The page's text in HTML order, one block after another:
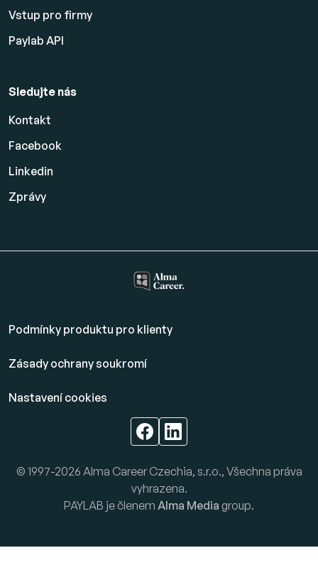
Vstup pro firmy
Paylab API
Sledujte nás
Kontakt
Facebook
Linkedin
Zprávy
Podmínky produktu pro klienty
Zásady ochrany soukromí
Nastavení cookies
© 1997-2026 Alma Career Czechia, s.r.o., Všechna práva
vyhrazena.
PAYLAB je členem Alma Media group.